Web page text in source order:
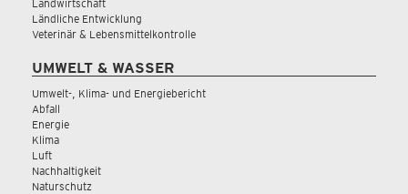
Landwirtschaft
Ländliche Entwicklung
Veterinär & Lebensmittelkontrolle
UMWELT & WASSER
Umwelt-, Klima- und Energiebericht
Abfall
Energie
Klima
Luft
Nachhaltigkeit
Naturschutz